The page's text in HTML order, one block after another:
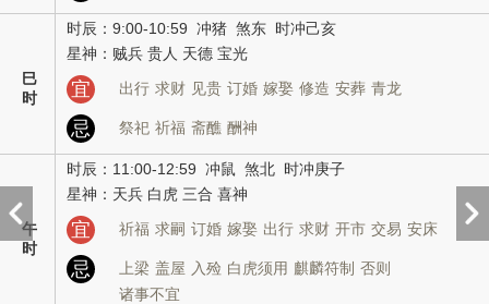
巳
时
时辰：9:00-10:59 冲猪 煞东 时冲己亥
星神：贼兵 贵人 天德 宝光
宜 出行 求财 见贵 订婚 嫁娶 修造 安葬 青龙
忌 祭祀 祈福 斋醮 酬神
午
时
时辰：11:00-12:59 冲鼠 煞北 时冲庚子
星神：天兵 白虎 三合 喜神
宜 祈福 求嗣 订婚 嫁娶 出行 求财 开市 交易 安床
忌 上梁 盖屋 入殓 白虎须用 麒麟符制 否则
诸事不宜